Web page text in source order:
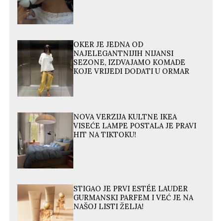
OKER JE JEDNA OD
NAJELEGANTNIJIH NIJANSI
SEZONE, IZDVAJAMO KOMADE
KOJE VRIJEDI DODATI U ORMAR
NOVA VERZIJA KULTNE IKEA
VISEĆE LAMPE POSTALA JE PRAVI
HIT NA TIKTOKU!
STIGAO JE PRVI ESTÉE LAUDER
GURMANSKI PARFEM I VEĆ JE NA
NAŠOJ LISTI ŽELJA!